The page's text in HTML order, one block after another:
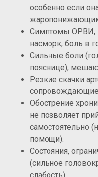
особенно если
Симптомы ОРВИ,
насморк, боль в
Сильные боли
пояснице),
Резкие скачки
Обострение
не позволяет
самостоятельно
помощи).
Состояния,
(сильное
слабость).